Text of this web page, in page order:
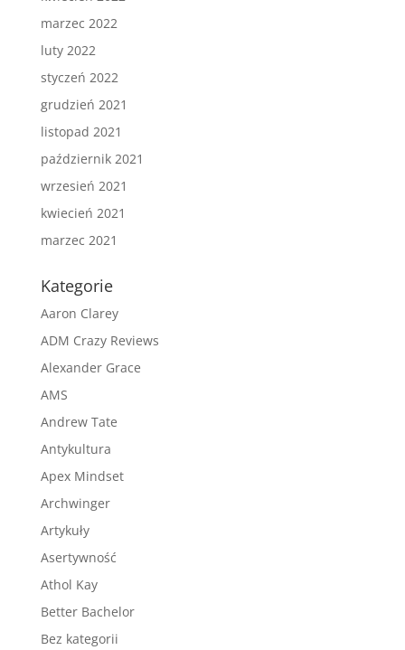
marzec 2022
luty 2022
styczeń 2022
grudzień 2021
listopad 2021
październik 2021
wrzesień 2021
kwiecień 2021
marzec 2021
Kategorie
Aaron Clarey
ADM Crazy Reviews
Alexander Grace
AMS
Andrew Tate
Antykultura
Apex Mindset
Archwinger
Artykuły
Asertywność
Athol Kay
Better Bachelor
Bez kategorii